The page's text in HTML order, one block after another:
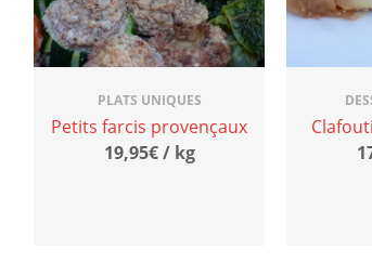
PLATS UNIQUES
Petits farcis provençaux
19,95€ / kg